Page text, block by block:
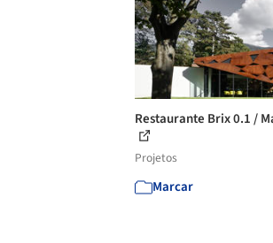
Restaurante Brix 0.1 /
Projetos
Marcar